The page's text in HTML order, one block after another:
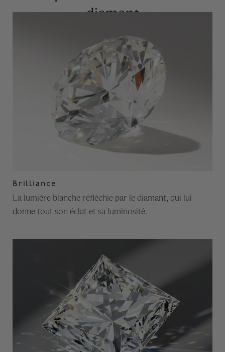
diamant
Brilliance
La lumière blanche réfléchie par le diamant, qui lui
donne tout son éclat et sa luminosité.